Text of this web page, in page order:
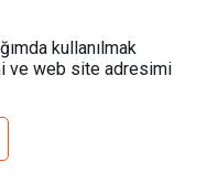
kullanılmak
ve web site adresimi